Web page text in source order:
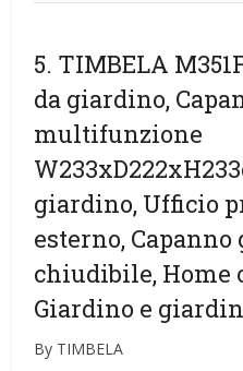
5. TIMBELA
da giardino,
multifunzione
giardino, Ufficio
esterno,
chiudibile, Home
Giardino e
By TIMBELA